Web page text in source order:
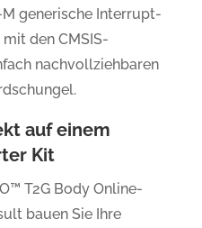
generische Interrupt-
den CMSIS-
nachvollziehbaren
auf einem
Kit
T2G Body Online-
bauen Sie Ihre